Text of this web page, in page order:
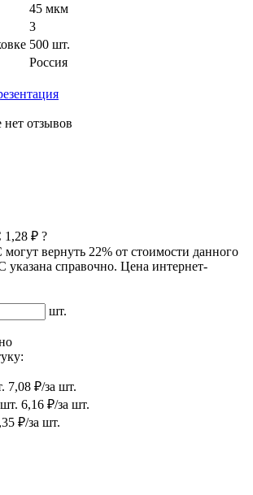
45 мкм
3
500 шт.
Россия
нет отзывов
1,28 ₽ ?
вернуть 22% от стоимости данного
справочно. Цена интернет-
шт.
7,08 ₽/за шт.
6,16 ₽/за шт.
₽/за шт.